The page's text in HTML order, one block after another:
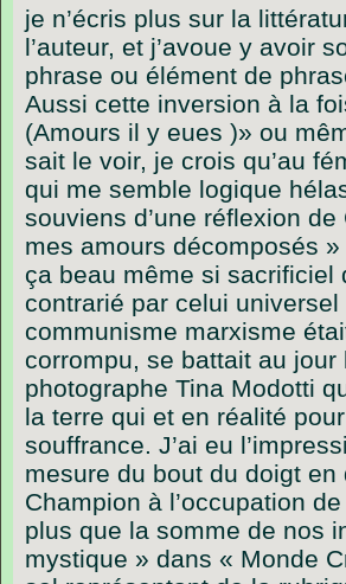
je n’écris plus sur la
l’auteur, et j’avoue y avoir
phrase ou élément de
Aussi cette inversion à la
(Amours il y eues )» ou
sait le voir, je crois qu’au
qui me semble logique
souviens d’une réflexion
mes amours décomposés
ça beau même si sacrificiel
contrarié par celui universel
communisme marxisme
corrompu, se battait au
photographe Tina Modotti
la terre qui et en réalité
souffrance. J’ai eu
mesure du bout du doigt en
Champion à l’occupation
plus que la somme de nos
mystique » dans « Monde